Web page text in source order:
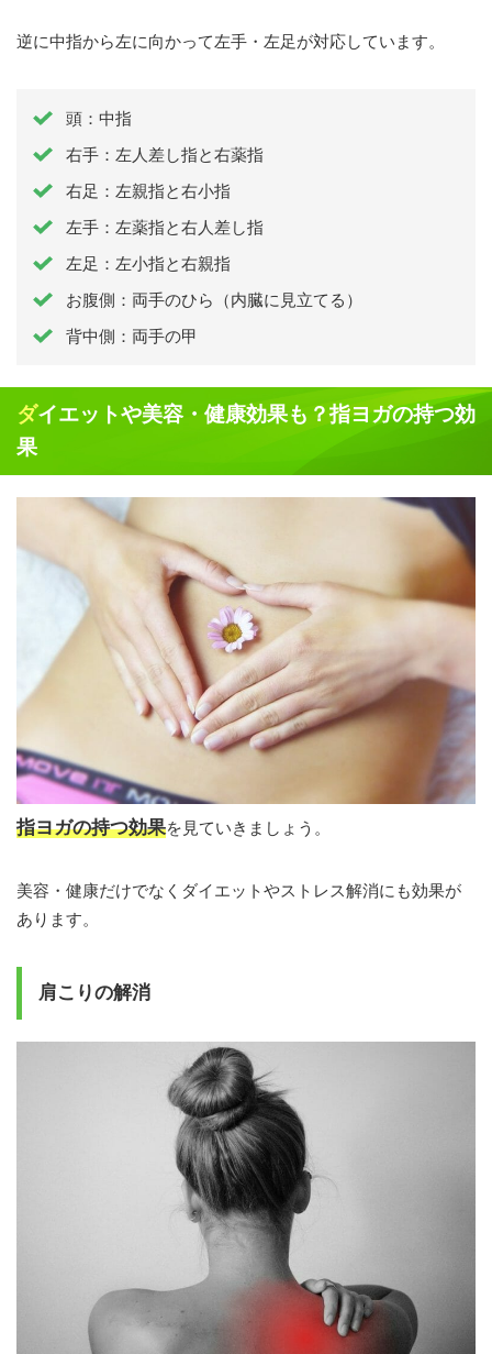
逆に中指から左に向かって左手・左足が対応しています。
頭：中指
右手：左人差し指と右薬指
右足：左親指と右小指
左手：左薬指と右人差し指
左足：左小指と右親指
お腹側：両手のひら（内臓に見立てる）
背中側：両手の甲
ダイエットや美容・健康効果も？指ヨガの持つ効
果
指ヨガの持つ効果を見ていきましょう。
美容・健康だけでなくダイエットやストレス解消にも効果が
あります。
肩こりの解消